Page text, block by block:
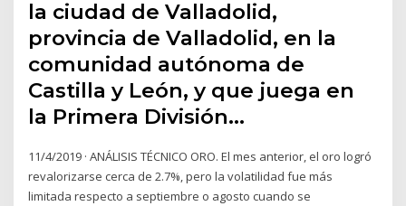
la ciudad de Valladolid,
provincia de Valladolid, en la
comunidad autónoma de
Castilla y León, y que juega en
la Primera División…
11/4/2019 · ANÁLISIS TÉCNICO ORO. El mes anterior, el oro logró
revalorizarse cerca de 2.7%, pero la volatilidad fue más
limitada respecto a septiembre o agosto cuando se